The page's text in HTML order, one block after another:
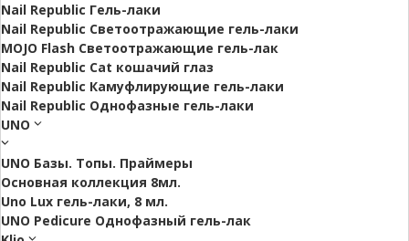
Nail Republic Гель-лаки
Nail Republic Светоотражающие гель-лаки
MOJO Flash Светоотражающие гель-лак
Nail Republic Cat кошачий глаз
Nail Republic Камуфлирующие гель-лаки
Nail Republic Однофазные гель-лаки
UNO
UNO Базы. Топы. Праймеры
Основная коллекция 8мл.
Uno Lux гель-лаки, 8 мл.
UNO Pedicure Однофазный гель-лак